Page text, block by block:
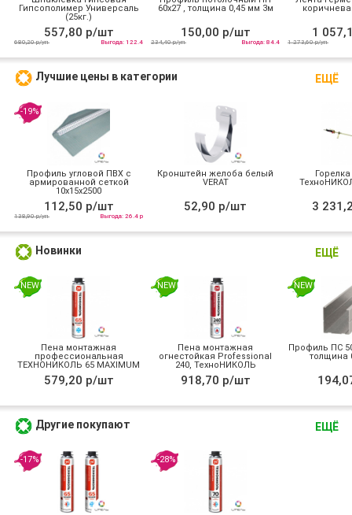
Гипсополимер Универсаль
(25кг.)
557,80 р/шт
680,20 р/уп Выгода: 122.4
60х27 , толщина 0,45 мм 3м
150,00 р/шт
234,40 р/уп Выгода: 84.4
1
1 273,60 р/уп
ЕЩЁ
Лучшие цены в категории
-19%
Профиль угловой ПВХ с
армированной сеткой
10х15x2500
112,50 р/шт
138,90 р/уп Выгода: 26.4 р
Кронштейн желоба белый
VERAT
52,90 р/шт 3
ЕЩЁ
Новинки
NEW
Пена монтажная
профессиональная
ТЕХНОНИКОЛЬ 65 MAXIMUM
зимняя
579,20 р/шт
NEW
Пена монтажная
огнестойкая Professional
240, ТехноНИКОЛЬ
918,70 р/шт
NEW
Профиль ПС
толщина
ЕЩЁ
Другие покупают
-17% -28%